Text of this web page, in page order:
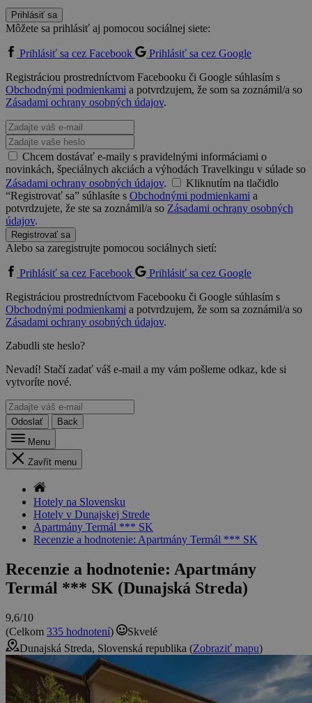
Prihlásiť sa
Môžete sa prihlásiť aj pomocou sociálnej siete:
Prihlásiť sa cez Facebook
Prihlásiť sa cez Google
Registráciou prostredníctvom Facebooku či Google súhlasím s
Obchodnými podmienkami a potvrdzujem, že som sa zoznámil/a so
Zásadami ochrany osobných údajov.
Chcem dostávať e-maily s pravidelnými informáciami o
novinkách, špeciálnych akciách a výhodách Travelkingu v súlade so
Zásadami ochrany osobných údajov.
Kliknutím na tlačidlo
“Registrovať sa” súhlasíte s Obchodnými podmienkami a
potvrdzujete, že ste sa zoznámil/a so Zásadami ochrany osobných
údajov.
Registrovať sa
Alebo sa zaregistrujte pomocou sociálnych sietí:
Prihlásiť sa cez Facebook
Prihlásiť sa cez Google
Registráciou prostredníctvom Facebooku či Google súhlasím s
Obchodnými podmienkami a potvrdzujem, že som sa zoznámil/a so
Zásadami ochrany osobných údajov.
Zabudli ste heslo?
Nevadí! Stačí zadať váš e-mail a my vám pošleme odkaz, kde si
vytvoríte nové.
Odoslať
Back
Menu
Zavřít menu
Hotely na Slovensku
Hotely v Dunajskej Strede
Apartmány Termál *** SK
Recenzie a hodnotenie: Apartmány Termál *** SK
Recenzie a hodnotenie: Apartmány
Termál *** SK (Dunajská Streda)
9,6/10
(Celkom 335 hodnotení)
Skvelé
Dunajská Streda, Slovenská republika (Zobraziť mapu)